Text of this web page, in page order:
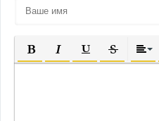
ПОЛУЖИРНЫЙ
КУРСИВПОДЧЕРКНУТЫЙ